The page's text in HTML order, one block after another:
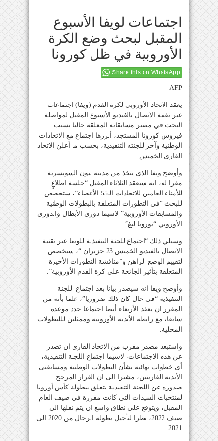
اجتماعات لويفا الأسبوع
المقبل لبحث وضع الكرة
الأوروبية في ظل كورونا
Share this on WhatsApp
AFP
يعقد الاتحاد الأوروبي لكرة القدم (ويفا) اجتماعات
عبر تقنية الاتصال بالفيديو الأسبوع المقبل لمواصلة
البحث في مصير مسابقاته المعلقة حاليا بسبب
فيروس كورونا المستجد، أبرزها اجتماع مع الاتحادات
الوطنية وآخر للجنته التنفيذية، بحسب ما أعلن الاتحاد
القاري الخميس.
وأوضح ويفا الذي يتخذ من مدينة نيون السويسرية
مقرا له، انه سيعقد الثلاثاء المقبل “جلسة اطلاعٍ
للأمناء العامين للاتحادات الـ55 الأعضاء”، ستخصص
للبحث “في التطورات المتعلقة بالبطولات الوطنية
والمسابقات الأوروبية” لاسيما دوري الأبطال والدوري
الأوروبي “يوروبا ليغ”.
وسيلي ذلك “اجتماع للجنة التنفيذية للويفا عبر تقنية
الاتصال بالفيديو الخميس 23 حزيران “، سيخصص
لتقييم الوضع الراهن و”مناقشة التطورات الأخيرة
المتعلقة بتأثير الجائحة على كرة القدم الأوروبية”.
وأوضح ويفا انه سيصدر بيانا بعد اجتماع اللجنة
التنفيذية “في حال كان ذلك ضروريا”، علما بأنه من
المقرر ان يعقد الأربعاء أيضا اجتماعا حدد موعده
سابقا، مع رابطة الأندية الأوروبية وممثلين لللبطولات
المحلية.
واستبعد مصدر مقرب من الاتحاد القاري ان تصدر
عن هذه الاجتماعات، لاسيما اجتماع اللجنة التنفيذية،
أي خطوات نهائية بشأن البطولات الوطنية ومسابقتي
الأندية القاريتين، مشيرا الى ان القرار المرجح
صدوره عن اللجنة التنفيذية يتعلق ببطولة كأس أوروبا
لمنتخبات السيدات التي كانت مقررة في صيف العام
المقبل، ويتوقع على نطاق واسع ان يتم نقلها الى
صيف 2022، نظرا لتأجيل بطولة الرجال من 2020 الى
2021.